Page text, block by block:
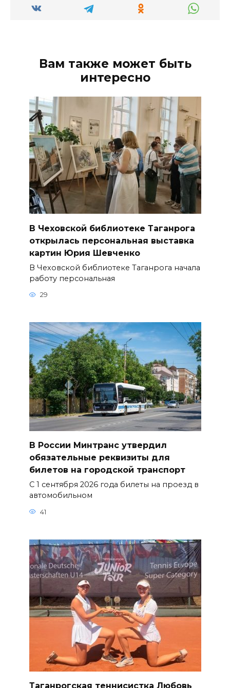
Вам также может быть
интересно
В Чеховской библиотеке Таганрога
открылась персональная выставка
картин Юрия Шевченко
В Чеховской библиотеке Таганрога начала
работу персональная
29
В России Минтранс утвердил
обязательные реквизиты для
билетов на городской транспорт
С 1 сентября 2026 года билеты на проезд в
автомобильном
41
Таганрогская теннисистка Любовь